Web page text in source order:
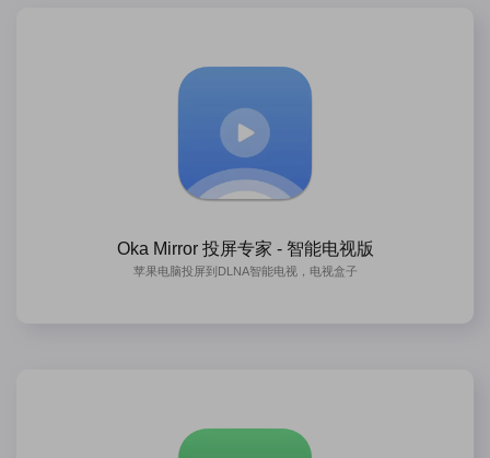
Oka Mirror 投屏专家 - 智能电视版
苹果电脑投屏到DLNA智能电视，电视盒子